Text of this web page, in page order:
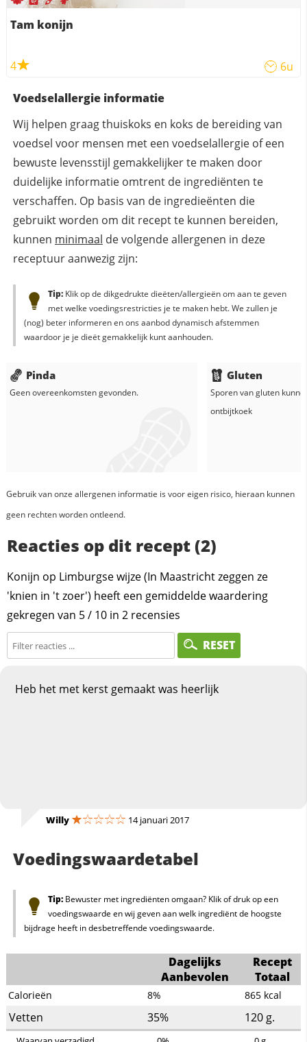
Tam konijn
4 6u
Voedselallergie informatie
Wij helpen graag thuiskoks en koks de bereiding van
voedsel voor mensen met een voedselallergie of een
bewuste levensstijl gemakkelijker te maken door
duidelijke informatie omtrent de ingrediënten te
verschaffen. Op basis van de ingredieënten die
gebruikt worden om dit recept te kunnen bereiden,
kunnen minimaal de volgende allergenen in deze
receptuur aanwezig zijn:
Tip:Klik op de dikgedrukte dieëten/allergieën om aan te geven
met welke voedingsrestricties je te maken hebt. We zullen je
(nog) beter informeren en ons aanbod dynamisch afstemmen
waardoor je je dieët gemakkelijk kunt aanhouden.
Pinda
Geen overeenkomsten gevonden.
Gluten
Sporen van gluten
ontbijtkoek
Gebruik van onze allergenen informatie is voor eigen risico, hieraan kunnen
geen rechten worden ontleend.
Reacties op dit recept (2)
Konijn op Limburgse wijze (In Maastricht zeggen ze
'knien in 't zoer') heeft een gemiddelde waardering
gekregen van 5/ 10 in 2 recensies
RESET
Heb het met kerst gemaakt was heerlijk
Willy 14 januari 2017
Voedingswaardetabel
Tip:Bewuster met ingrediënten omgaan? Klik of druk op een
voedingswaarde en wij geven aan welk ingrediënt de hoogste
bijdrage heeft in desbetreffende voedingswaarde.
Dagelijks
Aanbevolen
Recept
Totaal
Calorieën 8% 865 kcal
Vetten 35% 120 g.